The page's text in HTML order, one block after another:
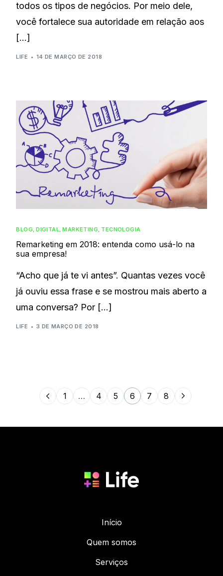
todos os tipos de negócios. Por meio dele,
você fortalece sua autoridade em relação aos
[…]
LIFE 14 DE MARÇO DE 2018
BLOG,DIGITAL,MARKETING, TECNOLOGIA
Remarketing em 2018: entenda como usá-lo na
sua empresa!
“Acho que já te vi antes”. Quantas vezes você
já ouviu essa frase e se mostrou mais aberto a
uma conversa? Por […]
LIFE 3 DE MARÇO DE 2018
1 … 4 5 6 7 8
Início
Quem somos
Serviços